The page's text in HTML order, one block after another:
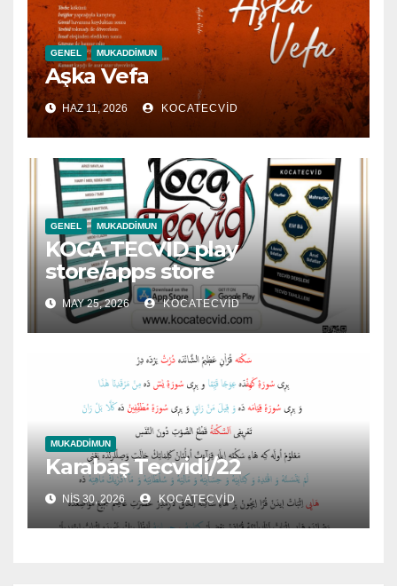
GENEL MUKADDIMUN
Aşka Vefa
HAZ 11, 2026 KOCATECVID
GENEL MUKADDIMUN
KOCA TECVİD play
store/apps store
MAY 25, 2026 KOCATECVID
MUKADDIMUN
Karabaş Tecvidi/22
NIS 30, 2026 KOCATECVID